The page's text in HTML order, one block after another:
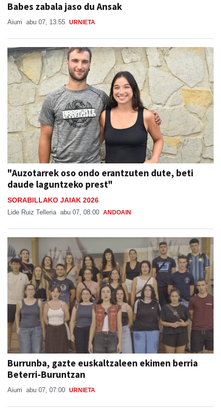
Babes zabala jaso du Ansak
Aiurri abu 07, 13:55 URNIETA
"Auzotarrek oso ondo erantzuten dute, beti
daude laguntzeko prest"
SORABILLAKO JAIAK 2026
Lide Ruiz Telleria abu 07, 08:00 ANDOAIN
Burrunba, gazte euskaltzaleen ekimen berria
Beterri-Buruntzan
Aiurri abu 07, 07:00 URNIETA